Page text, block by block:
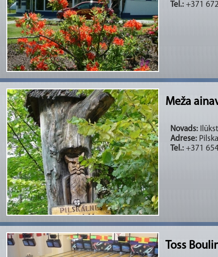
Tel.: +371
Meža
Novads:
Adrese:
Tel.: +371
Toss